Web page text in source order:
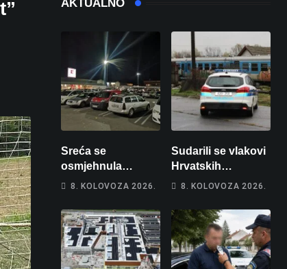
AKTUALNO
Sreća se
osmjehnula
Bjelovarčaninu:
eura, a osvojio
više od 80 tisuća
eura
8. KOLOVOZA 2026.
Sudarili se vlakovi
Hrvatskih
željeznica. Šestero
ozlijeđeno, mlađa
žena na
intenzivnoj
8. KOLOVOZA 2026.